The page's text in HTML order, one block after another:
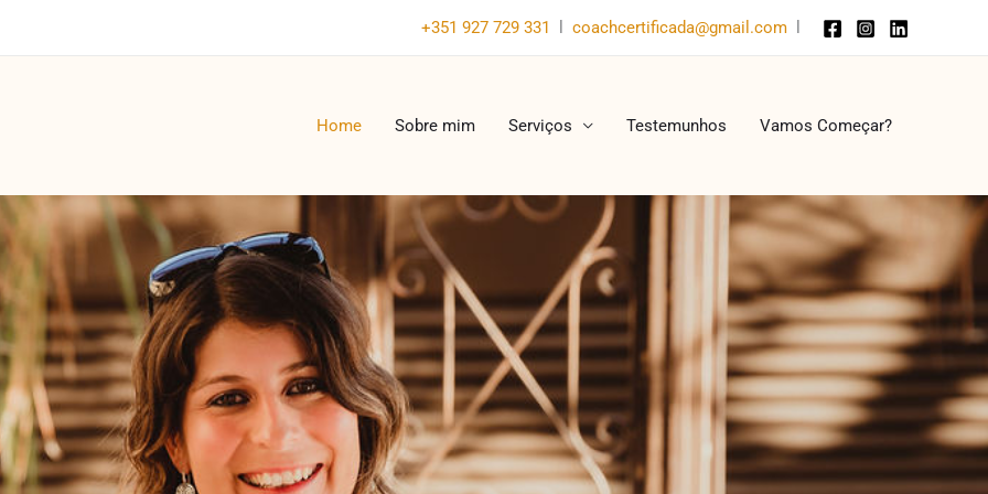
+351 927 729 331 coachcertificada@gmail.com
Home Sobre mim Serviços Testemunhos Vamos Começar?